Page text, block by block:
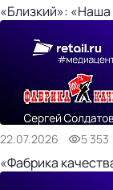
«Близкий»: «Наша
22.07.2026 5 353
«Фабрика